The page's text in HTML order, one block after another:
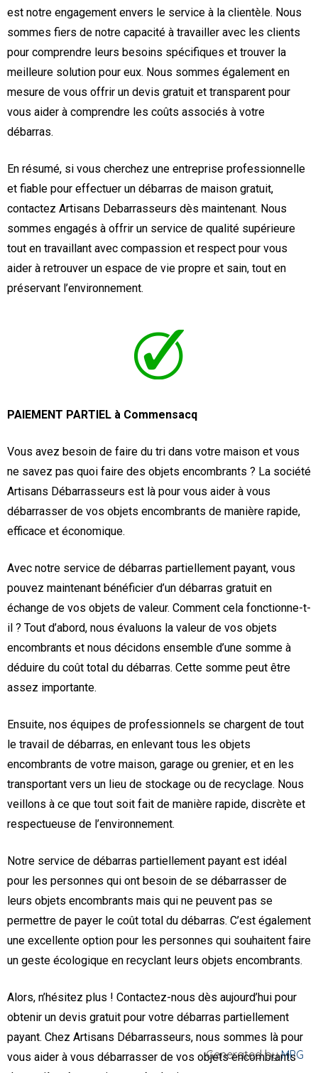
est notre engagement envers le service à la clientèle. Nous
sommes fiers de notre capacité à travailler avec les clients
pour comprendre leurs besoins spécifiques et trouver la
meilleure solution pour eux. Nous sommes également en
mesure de vous offrir un devis gratuit et transparent pour
vous aider à comprendre les coûts associés à votre
débarras.
En résumé, si vous cherchez une entreprise professionnelle
et fiable pour effectuer un débarras de maison gratuit,
contactez Artisans Debarrasseurs dès maintenant. Nous
sommes engagés à offrir un service de qualité supérieure
tout en travaillant avec compassion et respect pour vous
aider à retrouver un espace de vie propre et sain, tout en
préservant l’environnement.
PAIEMENT PARTIEL à Commensacq
Vous avez besoin de faire du tri dans votre maison et vous
ne savez pas quoi faire des objets encombrants ? La société
Artisans Débarrasseurs est là pour vous aider à vous
débarrasser de vos objets encombrants de manière rapide,
efficace et économique.
Avec notre service de débarras partiellement payant, vous
pouvez maintenant bénéficier d’un débarras gratuit en
échange de vos objets de valeur. Comment cela fonctionne-t-
il ? Tout d’abord, nous évaluons la valeur de vos objets
encombrants et nous décidons ensemble d’une somme à
déduire du coût total du débarras. Cette somme peut être
assez importante.
Ensuite, nos équipes de professionnels se chargent de tout
le travail de débarras, en enlevant tous les objets
encombrants de votre maison, garage ou grenier, et en les
transportant vers un lieu de stockage ou de recyclage. Nous
veillons à ce que tout soit fait de manière rapide, discrète et
respectueuse de l’environnement.
Notre service de débarras partiellement payant est idéal
pour les personnes qui ont besoin de se débarrasser de
leurs objets encombrants mais qui ne peuvent pas se
permettre de payer le coût total du débarras. C’est également
une excellente option pour les personnes qui souhaitent faire
un geste écologique en recyclant leurs objets encombrants.
Alors, n’hésitez plus ! Contactez-nous dès aujourd’hui pour
obtenir un devis gratuit pour votre débarras partiellement
payant. Chez Artisans Débarrasseurs, nous sommes là pour
vous aider à vous débarrasser de vos objets encombrants
Generated byMPG